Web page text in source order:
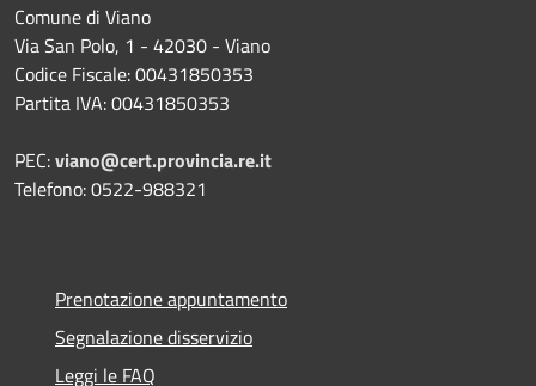
Comune di Viano
Via San Polo, 1 - 42030 - Viano
Codice Fiscale: 00431850353
Partita IVA: 00431850353
PEC:viano@cert.provincia.re.it
Telefono: 0522-988321
Prenotazione appuntamento
Segnalazione disservizio
Leggi le FAQ